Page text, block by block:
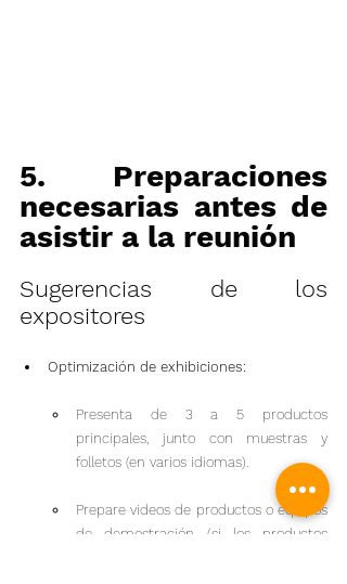
5. Preparaciones
necesarias antes de
asistir a la reunión
Sugerencias de los
expositores
Optimización de exhibiciones:
Presenta de 3 a 5 productos
principales, junto con muestras y
folletos (en varios idiomas).
Prepare videos de productos o equipos
de demostración (si los productos